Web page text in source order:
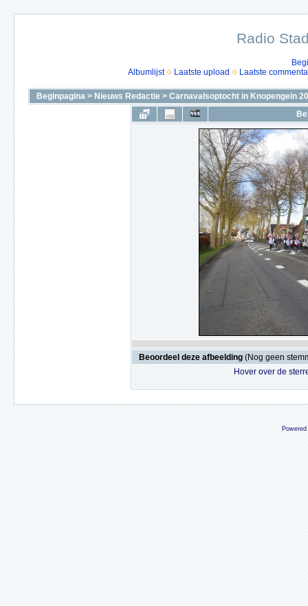
Radio
Albumlijst
Laatste upload Laatste
Beginpagina > Nieuws Redactie > Carnavalsoptocht in Knopengein
Beoordeel deze afbeelding (Nog geen
Hover over de